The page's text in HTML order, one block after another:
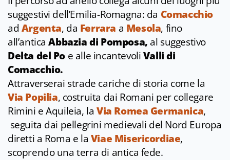
suggestivi dell’Emilia-Romagna: da Comacchio
ad Argenta, da Ferrara a Mesola, fino
all’antica Abbazia di Pomposa, al suggestivo
Delta del Po e alle incantevoliValli di
Comacchio.
Attraverserai strade cariche di storia come la
Via Popilia, costruita dai Romani per collegare
Rimini e Aquileia, la Via Romea Germanica,
seguita dai pellegrini medievali del Nord Europa
diretti a Roma e la Viae Misericordiae,
scoprendo una terra di antica fede.